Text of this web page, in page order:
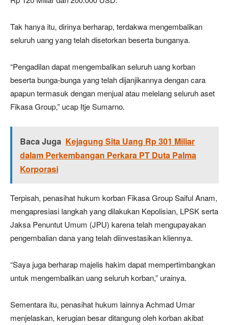
Tak hanya itu, dirinya berharap, terdakwa mengembalikan
seluruh uang yang telah disetorkan beserta bunganya.
“Pengadilan dapat mengembalikan seluruh uang korban
beserta bunga-bunga yang telah dijanjikannya dengan cara
apapun termasuk dengan menjual atau melelang seluruh aset
Fikasa Group,” ucap Itje Sumarno.
Baca Juga Kejagung Sita Uang Rp 301 Miliar
dalam Perkembangan Perkara PT Duta Palma
Korporasi
Terpisah, penasihat hukum korban Fikasa Group Saiful Anam,
mengapresiasi langkah yang dilakukan Kepolisian, LPSK serta
Jaksa Penuntut Umum (JPU) karena telah mengupayakan
pengembalian dana yang telah diinvestasikan kliennya.
“Saya juga berharap majelis hakim dapat mempertimbangkan
untuk mengembalikan uang seluruh korban,” urainya.
Sementara itu, penasihat hukum lainnya Achmad Umar
menjelaskan, kerugian besar ditangung oleh korban akibat